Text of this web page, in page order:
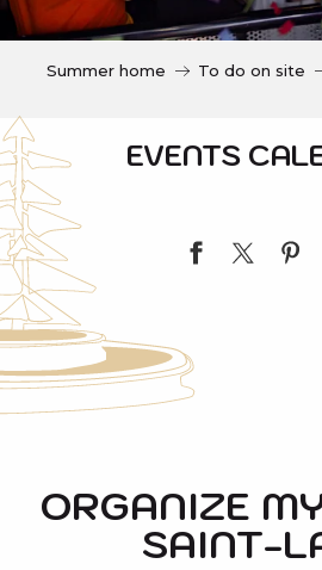
i
l
Summer home To do on site
EVENTS
L'atelier des p'tits bouts
Atelier Herboristerie -
Marché de nuit
ORGANIZE
SAINT-